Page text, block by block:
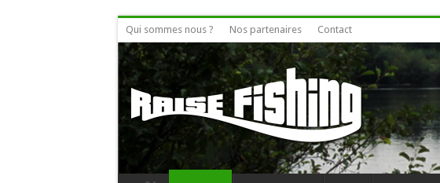
Qui sommes nous ? Nos partenaires Contact